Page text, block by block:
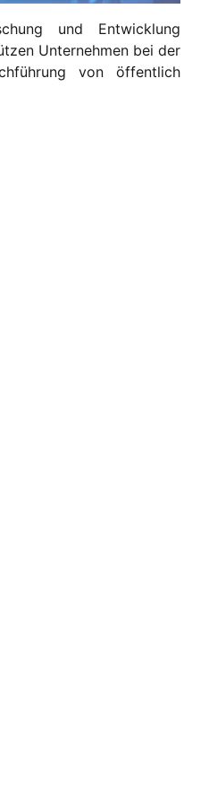
und Entwicklung
Unternehmen bei der
von öffentlich